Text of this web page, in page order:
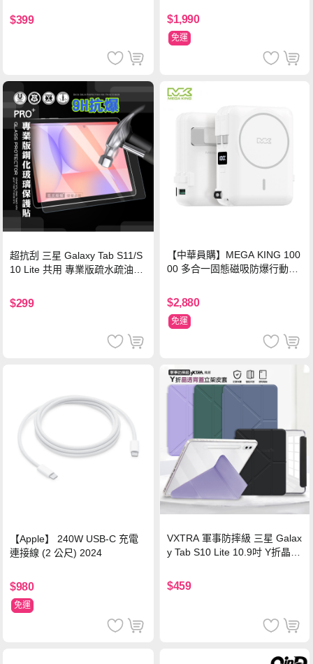
$399 $1,990
免運
超抗刮 三星 Galaxy Tab S11/S
10 Lite 共用 專業版疏水疏油9H
$299
【中華員購】MEGA KING 100
00 多合一固態磁吸防爆行動電
$2,880
免運
【Apple】 240W USB-C 充電
連接線 (2 公尺) 2024
$980
免運
VXTRA 軍事防摔級 三星 Galax
y Tab S10 Lite 10.9吋 Y折晶透
$459